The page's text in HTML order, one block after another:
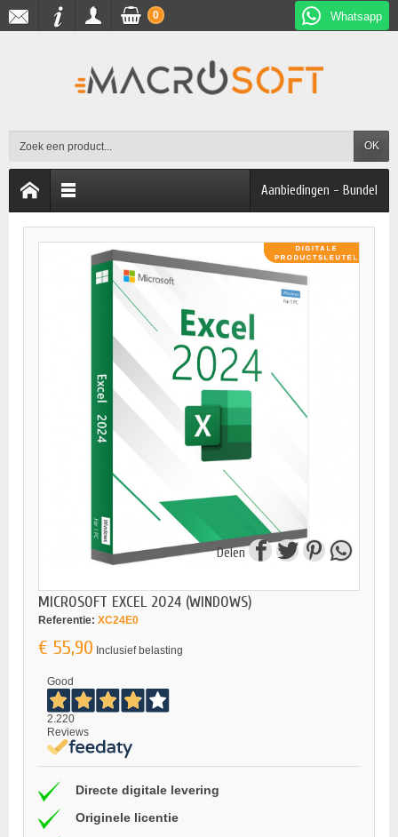
Whatsapp
OK
0
Aanbiedingen - Bundel
Delen
MICROSOFT EXCEL 2024 (WINDOWS)
Referentie: XC24E0
€ 55,90 Inclusief belasting
Good
2.220
Reviews
Directe digitale levering
Originele licentie